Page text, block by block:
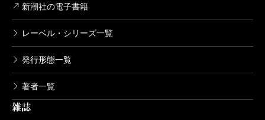
新潮社の電子書籍
レーベル・シリーズ一覧
発行形態一覧
著者一覧
雑誌